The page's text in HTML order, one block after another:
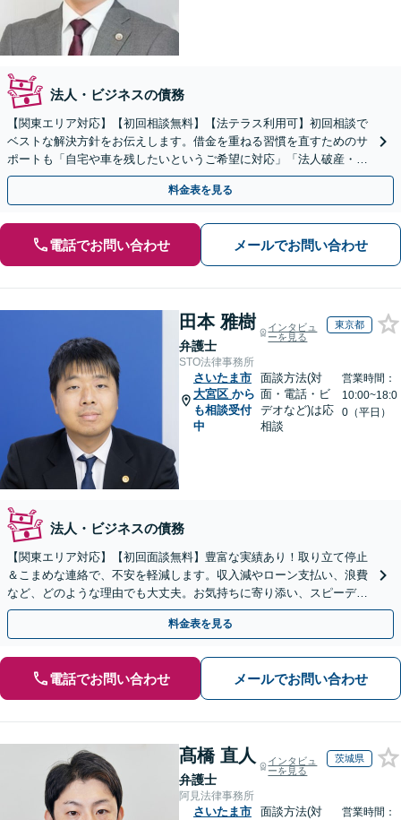
法人・ビジネスの債務
【関東エリア対応】【初回相談無料】【法テラス利用可】初回相談で
ベストな解決方針をお伝えします。借金を重ねる習慣を直すためのサ
ポートも「自宅や車を残したいというご希望に対応」「法人破産・企
業さまのご相談お受けします」
料金表を見る
電話でお問い合わせ メールでお問い合わせ
田本 雅樹
弁護士
インタビュ
ーを見る
東京都
STO法律事務所
さいたま市
大宮区 から
も相談受付
中
面談方法(対
面・電話・ビ
デオなど)は応
相談
営業時間：
10:00~18:0
0（平日）
法人・ビジネスの債務
【関東エリア対応】【初回面談無料】豊富な実績あり！取り立て停止
＆こまめな連絡で、不安を軽減します。収入減やローン支払い、浪費
など、どのような理由でも大丈夫。お気持ちに寄り添い、スピーディ
ーな解決を目指します【法テラス利用＆休日・夜間面談可】
料金表を見る
電話でお問い合わせ メールでお問い合わせ
髙橋 直人
弁護士
インタビュ
ーを見る
茨城県
阿見法律事務所
さいたま市
面談方法(対
営業時間：